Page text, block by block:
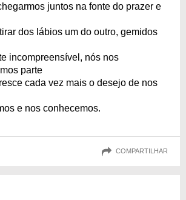
juntos na fonte do prazer e
dos lábios um do outro, gemidos
incompreensível, nós nos
parte
cada vez mais o desejo de nos
e nos conhecemos.
COMPARTILHAR